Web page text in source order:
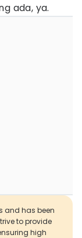
ada, ya.
and has been
to provide
high